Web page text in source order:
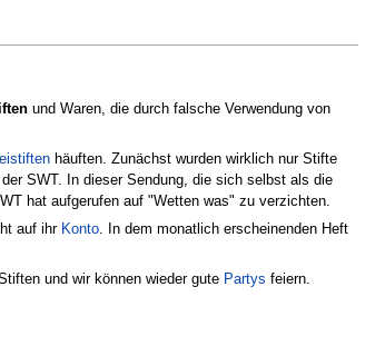
und Waren, die durch falsche Verwendung von
häuften. Zunächst wurden wirklich nur Stifte
SWT. In dieser Sendung, die sich selbst als die
hat aufgerufen auf "Wetten was" zu verzichten.
auf ihr Konto. In dem monatlich erscheinenden Heft
und wir können wieder gute Partys feiern.